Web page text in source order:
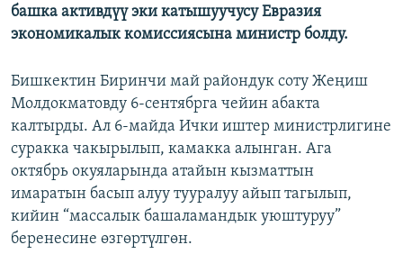
башка активдүү эки катышуучусу Евразия
экономикалык комиссиясына министр болду.
Бишкектин Биринчи май райондук соту Жеңиш
Молдокматовду 6-сентябрга чейин абакта
калтырды. Ал 6-майда Ички иштер министрлигине
суракка чакырылып, камакка алынган. Ага
октябрь окуяларында атайын кызматтын
имаратын басып алуу тууралуу айып тагылып,
кийин “массалык башаламандык уюштуруу”
беренесине өзгөртүлгөн.